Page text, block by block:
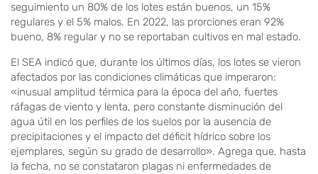
seguimiento un 80% de los lotes están buenos, un 15%
regulares y el 5% malos. En 2022, las prorciones eran 92%
bueno, 8% regular y no se reportaban cultivos en mal estado.
El SEA indicó que, durante los últimos días, los lotes se vieron
afectados por las condiciones climáticas que imperaron:
«inusual amplitud térmica para la época del año, fuertes
ráfagas de viento y lenta, pero constante disminución del
agua útil en los perfiles de los suelos por la ausencia de
precipitaciones y el impacto del déficit hídrico sobre los
ejemplares, según su grado de desarrollo». Agrega que, hasta
la fecha, no se constataron plagas ni enfermedades de